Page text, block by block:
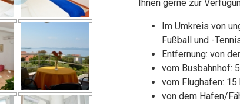
Ihnen gerne zur
Im Umkreis von
Fußball und -
Entfernung: von
vom Busbahnhof:
vom Flughafen: 15
von dem Hafen/